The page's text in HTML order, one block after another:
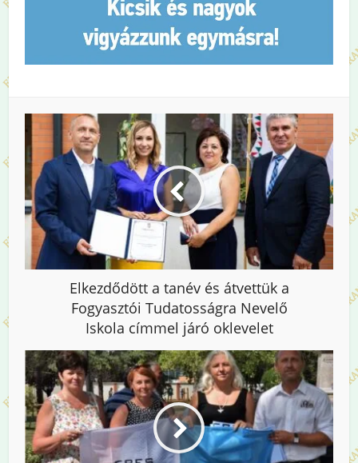
Elkezdődött a tanév és átvettük a
Fogyasztói Tudatosságra Nevelő
Iskola címmel járó oklevelet